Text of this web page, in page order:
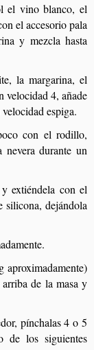
el vino blanco, el
el accesorio pala
y mezcla hasta
la margarina, el
velocidad 4, añade
espiga.
con el rodillo,
durante un
extiéndela con el
dejándola
aproximadamente)
de la masa y
pínchalas 4 o 5
de los siguientes